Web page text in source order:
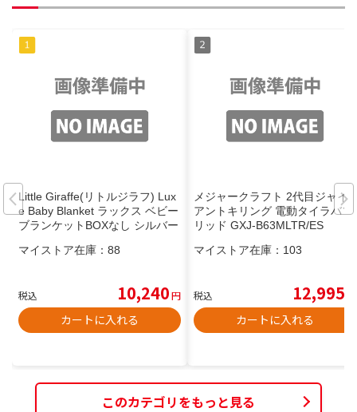
Little Giraffe(リトルジラフ) Lux
e Baby Blanket ラックス ベビー
ブランケットBOXなし シルバー
マイストア在庫： 88
税込 10,240円
カートに入れる
メジャークラフト 2代目ジャイ
アントキリング 電動タイラバソ
リッド GXJ-B63MLTR/ES
マイストア在庫： 103
税込 12,995
カートに入れる
このカテゴリをもっと見る